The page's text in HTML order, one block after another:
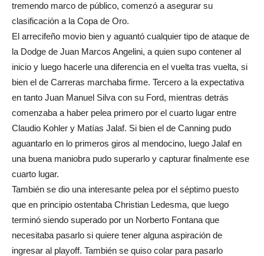
tremendo marco de público, comenzó a asegurar su
clasificación a la Copa de Oro.
El arrecifeño movio bien y aguantó cualquier tipo de ataque de
la Dodge de Juan Marcos Angelini, a quien supo contener al
inicio y luego hacerle una diferencia en el vuelta tras vuelta, si
bien el de Carreras marchaba firme. Tercero a la expectativa
en tanto Juan Manuel Silva con su Ford, mientras detrás
comenzaba a haber pelea primero por el cuarto lugar entre
Claudio Kohler y Matías Jalaf. Si bien el de Canning pudo
aguantarlo en lo primeros giros al mendocino, luego Jalaf en
una buena maniobra pudo superarlo y capturar finalmente ese
cuarto lugar.
También se dio una interesante pelea por el séptimo puesto
que en principio ostentaba Christian Ledesma, que luego
terminó siendo superado por un Norberto Fontana que
necesitaba pasarlo si quiere tener alguna aspiración de
ingresar al playoff. También se quiso colar para pasarlo